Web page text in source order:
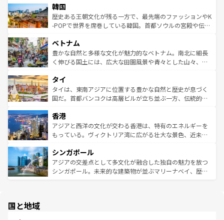
ワイを、存分に味わってほしい。 なお、新着のハワイ情報
はコンテンツ一覧を参照してほしい。
いる。アクティビティも充実しており、サーフィンやダイ
ビング、ハイキングなど、アウトドア好きにはたまらな
い。オーストラリアの多彩な魅力を存分に味わいつくそ
参照してほしい。
ン）、静ひつな山岳地帯である台湾東部など、都市の喧騒
と山間の静けさが共存しており、訪れる人に新しい発見と
驚きをもたらしてくれる。また、奥深い台湾の食文化も魅
容にもいいと評判のスイーツなど、バラエティ豊かな料理
が味わえる。 なお、新着の台湾情報は コンテンツ一覧を参
照してほしい。
韓国
歴史ある王朝文化が残る一方で、最先端のファッションやK
-POPで世界を席巻している韓国。首都ソウルの宮殿や伝統
き、地方に足を延ばせば四季折々の自然美を楽しむことが
できる。そして、キムチや焼肉、絶品のストリートフード
まで、さまざまな韓国料理が待っている。夜には、韓国な
リティに包まれながら、韓国の多彩な魅力を心ゆくまで味
わってみてほしい。 なお、新着の韓国情報はコンテンツ一
覧を参照してほしい。
ベトナム
豊かな自然と多様な文化が魅力的なベトナム。南北に細長
く伸びる国土には、広大な田園風景や青々とした山々、世
急速な発展と共に伝統が息づく。ハノイの古い町並みやホ
ーチミン市のフランス統治時代の建物も、独特の雰囲気を
醸し出している。また、バラエティの豊かさとおいしさで
とつ。フォーやバインミー、ベトナムコーヒーなどは、ぜ
ひ現地で味わいたい。どの地域を訪れてもあたたかい人々
が旅行者を迎えてくれるので、きっと忘れられない旅にな
参照してほしい。
タイ
タイは、東南アジアに位置する豊かな自然と歴史が息づく
国だ。首都バンコクは高層ビルが立ち並ぶ一方、伝統的な
の活気が交差している。北部ではチェンマイなどの山岳地
帯で自然と触れ合い、南部ではプーケットやクラビの美し
いビーチでリゾート気分を楽しむことができる。タイ料理
激する。気候は一年中温暖で、どの季節にも異なる楽しみ
が待っている。親しみやすいタイの人々、仏教を中心とし
た文化、そして多様な観光資源が、訪れる旅人を魅了し続
香港
アジアと西洋の文化が交わる香港は、特有のエネルギーを
もっている。ヴィクトリア湾に広がる壮大な景色、近未来
み、どこを訪れても感動するはず。観光スポットが密集し
ており、効率よく見どころを回れるのも魅力。息をのむよ
うな絶景から文化的な体験まで、香港を存分に楽しみ尽く
シンガポール
アジアの交差点として多文化が融合した独自の魅力を放つ
シンガポール。未来的な建築物が並ぶマリーナベイ、歴史
国と地域